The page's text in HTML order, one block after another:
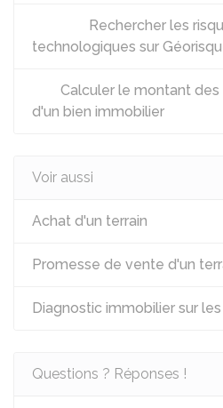
Rechercher les
technologiques sur
Calculer le montant des
d'un bien immobilier
Voir aussi
Achat d'un terrain
Promesse de vente d'un
Diagnostic immobilier sur
Questions ? Réponses !